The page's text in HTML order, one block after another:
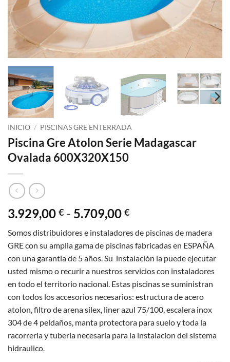
INICIO / PISCINAS GRE ENTERRADA
Piscina Gre Atolon Serie Madagascar
Ovalada 600X320X150
3.929,00 € - 5.709,00 €Rango
precios:
desde
3.929,00 €
hasta
5.709,00 €
Somos distribuidores e instaladores de piscinas de madera
GRE con su amplia gama de piscinas fabricadas en ESPAÑA
con una garantia de 5 años. Su instalación la puede ejecutar
usted mismo o recurir a nuestros servicios con instaladores
en todo el territorio nacional. Estas piscinas se suministran
con todos los accesorios necesarios: estructura de acero
atolon, filtro de arena silex, liner azul 75/100, escalera inox
304 de 4 peldaños, manta protectora para suelo y toda la
racorreria y tuberia necesaria para la instalacion del sistema
hidraulico.